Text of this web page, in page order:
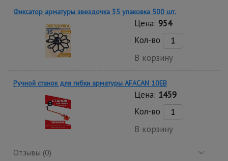
Фиксатор арматуры звездочка 35 упаковка 500 шт.
Цена: 954
Кол-во
В корзину
Ручной станок для гибки арматуры AFACAN 10EB
Цена: 1459
Кол-во
В корзину
Отзывы (0)